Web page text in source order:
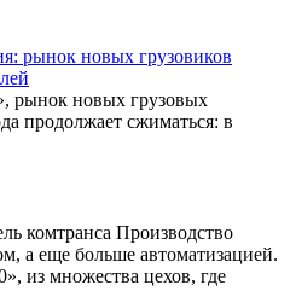
рынок новых грузовиков
рынок новых грузовых
продолжает сжиматься: в
комтранса Производство
а еще больше автоматизацией.
из множества цехов, где